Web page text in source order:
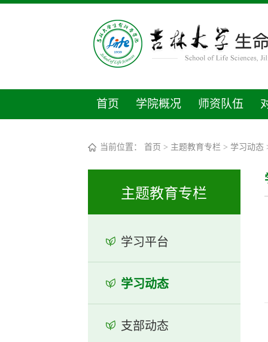
首页 学院概况 师资队伍
当前位置： 首页 > 主题教育专栏 > 学习动态
主题教育专栏
学习平台
学习动态
支部动态